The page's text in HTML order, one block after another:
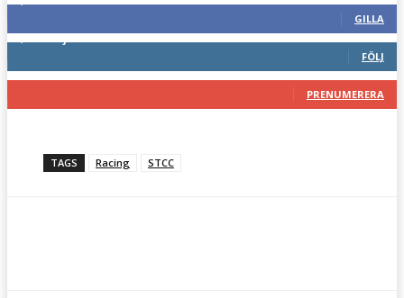
GILLA
FÖLJ
PRENUMERERA
TAGS Racing STCC